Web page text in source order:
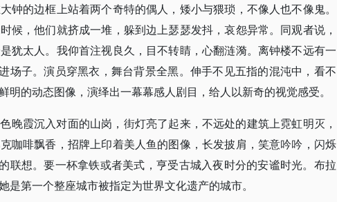
钟的边框上站着两个奇特的偶人，矮小与猥琐，不像人也不像鬼。
候，他们就挤成一堆，躲到边上瑟瑟发抖，哀怨异常。同观者说，
犹太人。我仰首注视良久，目不转睛，心翻涟漪。离钟楼不远有一
场子。演员穿黑衣，舞台背景全黑。伸手不见五指的混沌中，看不
明的动态图像，演绎出一幕幕感人剧目，给人以新奇的视觉感受。
晚霞沉入对面的山岗，街灯亮了起来，不远处的建筑上霓虹明灭，
咖啡飘香，招牌上印着美人鱼的图像，长发披肩，笑意吟吟，闪烁
联想。要一杯拿铁或者美式，亨受古城入夜时分的安谧时光。布拉
第一个整座城市被指定为世界文化遗产的城市。